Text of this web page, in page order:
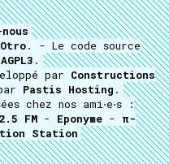
Otro. - Le code source
AGPL3 .
par Constructions
Pastis Hosting .
chez nos ami⋅e⋅s :
FM - Eponyme - π-
Station